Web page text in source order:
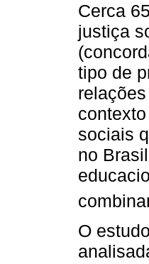
Cerca
justiça
tipo de
sociais
no
O